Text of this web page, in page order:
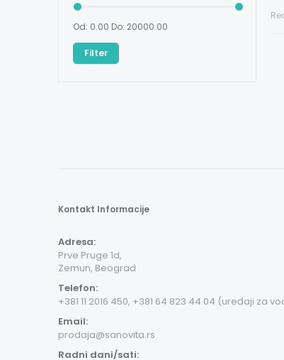
Od: 0.00 Do: 20000.00
Filter
Kontakt Informacije
Adresa:
Prve Pruge 1d,
Zemun, Beograd
Telefon:
+381 11 2016 450, +381 64 823 44 04 (uređaji za
Email:
prodaja@sanovita.rs
Radni dani/sati: